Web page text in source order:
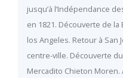
jusqu’à l’Indépendance
en 1821. Découverte de
los Angeles. Retour à
centre-ville. Découverte
Mercadito Chieton